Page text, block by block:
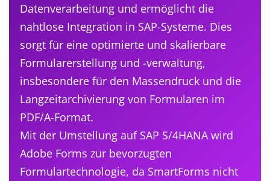
Datenverarbeitung und ermöglicht die
nahtlose Integration in SAP-Systeme. Dies
sorgt für eine optimierte und skalierbare
Formularerstellung und -verwaltung,
insbesondere für den Massendruck und die
Langzeitarchivierung von Formularen im
PDF/A-Format.
Mit der Umstellung auf SAP S/4HANA wird
Adobe Forms zur bevorzugten
Formulartechnologie, da SmartForms nicht